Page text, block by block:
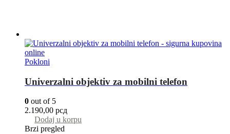
Pokloni
Univerzalni objektiv za mobilni telefon
0 out of 5
2.190,00 рсд
Dodaj u korpu
Brzi pregled